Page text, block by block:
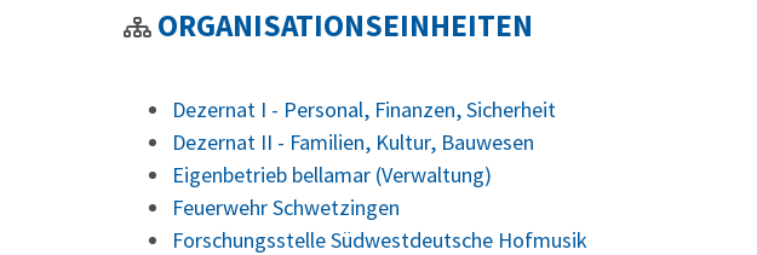
ORGANISATIONSEINHEITEN
Dezernat I - Personal, Finanzen, Sicherheit
Dezernat II - Familien, Kultur, Bauwesen
Eigenbetrieb bellamar (Verwaltung)
Feuerwehr Schwetzingen
Forschungsstelle Südwestdeutsche Hofmusik